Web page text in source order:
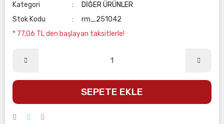
Kategori
DİĞER ÜRÜNLER
Stok Kodu
rm_251042
* 77,06 TL den başlayan taksitlerle!
SEPETE EKLE